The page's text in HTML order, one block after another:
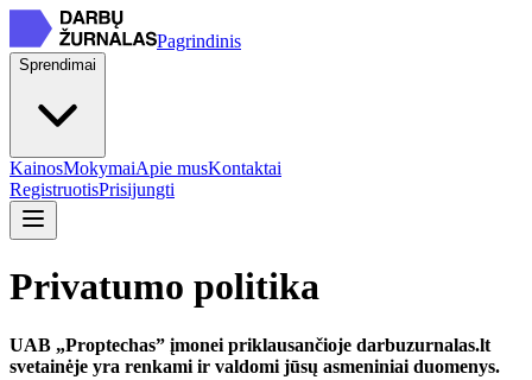
Pagrindinis
Sprendimai
KainosMokymaiApie musKontaktai
RegistruotisPrisijungti
Privatumo politika
UAB „Proptechas” įmonei priklausančioje darbuzurnalas.lt
svetainėje yra renkami ir valdomi jūsų asmeniniai duomenys.